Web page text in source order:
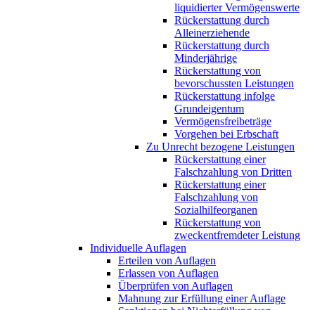
liquidierter Vermögenswerte
Rückerstattung durch
Alleinerziehende
Rückerstattung durch
Minderjährige
Rückerstattung von
bevorschussten Leistungen
Rückerstattung infolge
Grundeigentum
Vermögensfreibeträge
Vorgehen bei Erbschaft
Zu Unrecht bezogene Leistungen
Rückerstattung einer
Falschzahlung von Dritten
Rückerstattung einer
Falschzahlung von
Sozialhilfeorganen
Rückerstattung von
zweckentfremdeter Leistung
Individuelle Auflagen
Erteilen von Auflagen
Erlassen von Auflagen
Überprüfen von Auflagen
Mahnung zur Erfüllung einer Auflage